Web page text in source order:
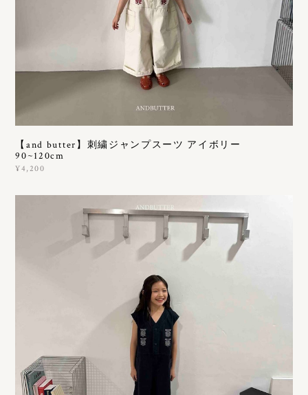
【and butter】刺繍ジャンプスーツ アイボリー
90~120cm
¥4,200